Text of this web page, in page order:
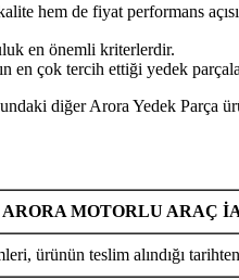
hem de fiyat performans
en önemli kriterlerdir.
en çok tercih ettiği yedek
diğer Arora Yedek Parça
ARORA MOTORLU ARAÇ
ürünün teslim alındığı